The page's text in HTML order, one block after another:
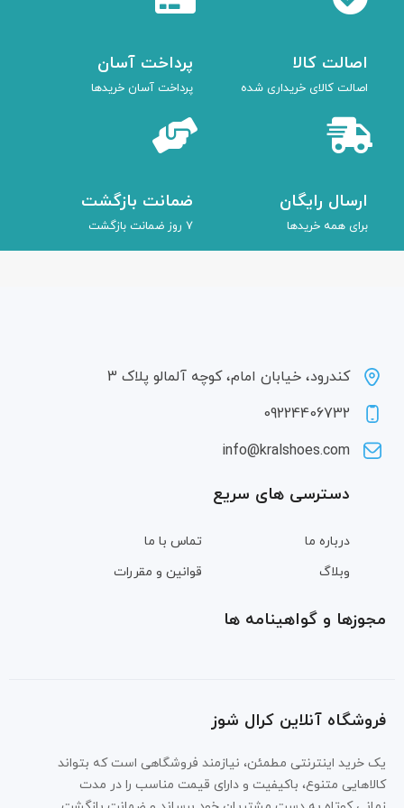
اصالت کالا
اصالت کالای خریداری شده
پرداخت آسان
پرداخت آسان خریدها
ارسال رایگان
برای همه خریدها
ضمانت بازگشت
7 روز ضمانت بازگشت
کندرود، خیابان امام، کوچه آلمالو پلاک 3
09224406732
info@kralshoes.com
دسترسی های سریع
درباره ما
تماس با ما
وبلاگ
قوانین و مقررات
مجوزها و گواهینامه ها
فروشگاه آنلاین کرال شوز
یک خرید اینترنتی مطمئن، نیازمند فروشگاهی است که بتواند
کالاهایی متنوع، باکیفیت و دارای قیمت مناسب را در مدت